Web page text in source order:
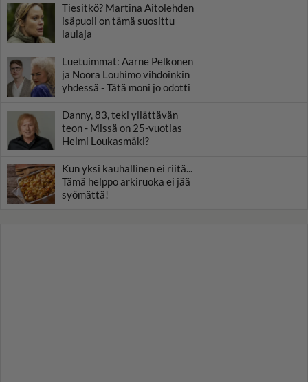
Tiesitkö? Martina Aitolehden
isäpuoli on tämä suosittu
laulaja
Luetuimmat: Aarne Pelkonen
ja Noora Louhimo vihdoinkin
yhdessä - Tätä moni jo odotti
Danny, 83, teki yllättävän
teon - Missä on 25-vuotias
Helmi Loukasmäki?
Kun yksi kauhallinen ei riitä...
Tämä helppo arkiruoka ei jää
syömättä!